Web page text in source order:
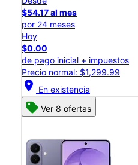
$54.17 al mes
por 24 meses
Hoy
$0.00
de pago inicial + impuestos
Precio normal: $1,299.99
location_on En existencia
Ver 8 ofertas